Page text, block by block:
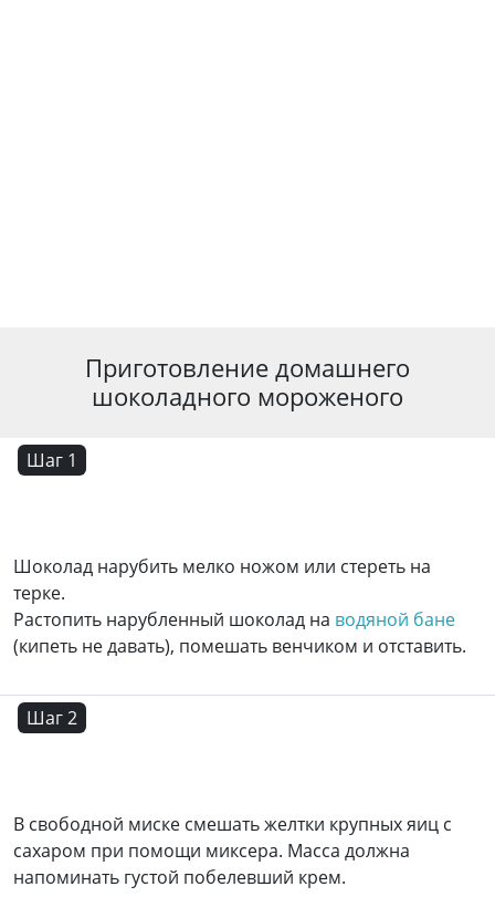
Приготовление домашнего
шоколадного мороженого
Шаг 1
Шоколад нарубить мелко ножом или стереть на
терке.
Растопить нарубленный шоколад на водяной бане
(кипеть не давать), помешать венчиком и отставить.
Шаг 2
В свободной миске смешать желтки крупных яиц с
сахаром при помощи миксера. Масса должна
напоминать густой побелевший крем.